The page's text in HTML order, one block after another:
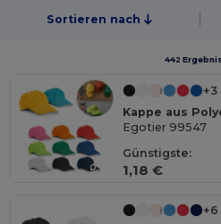
Sortieren nach
442
+3
Kappe aus
Egotier 99547
Günstigste:
1,18 €
+6